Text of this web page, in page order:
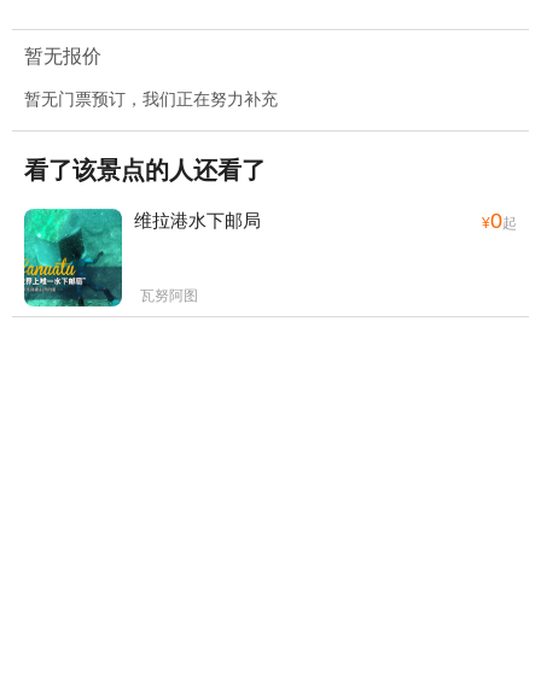
暂无报价
暂无门票预订，我们正在努力补充
看了该景点的人还看了
维拉港水下邮局 ¥0起
瓦努阿图